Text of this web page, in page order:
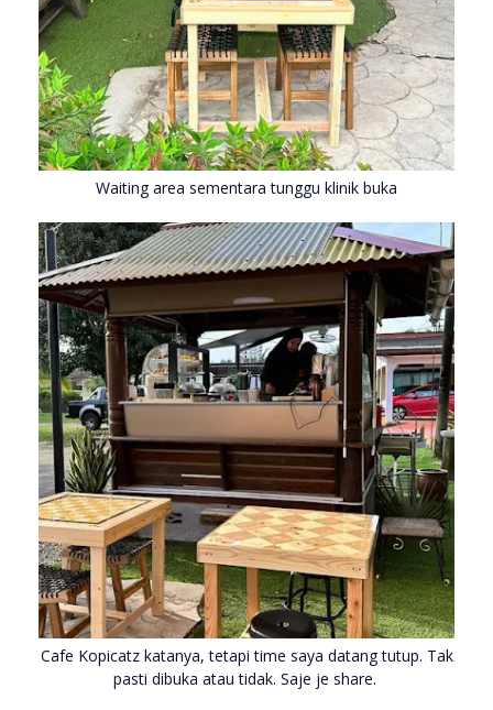
Waiting area sementara tunggu klinik buka
Cafe Kopicatz katanya, tetapi time saya datang tutup. Tak
pasti dibuka atau tidak. Saje je share.